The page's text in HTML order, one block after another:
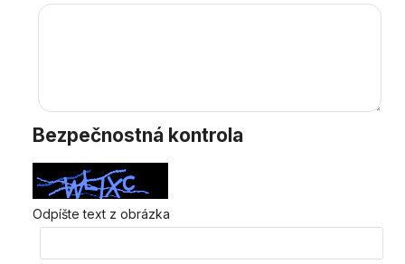
Bezpečnostná kontrola
Odpíšte text z obrázka